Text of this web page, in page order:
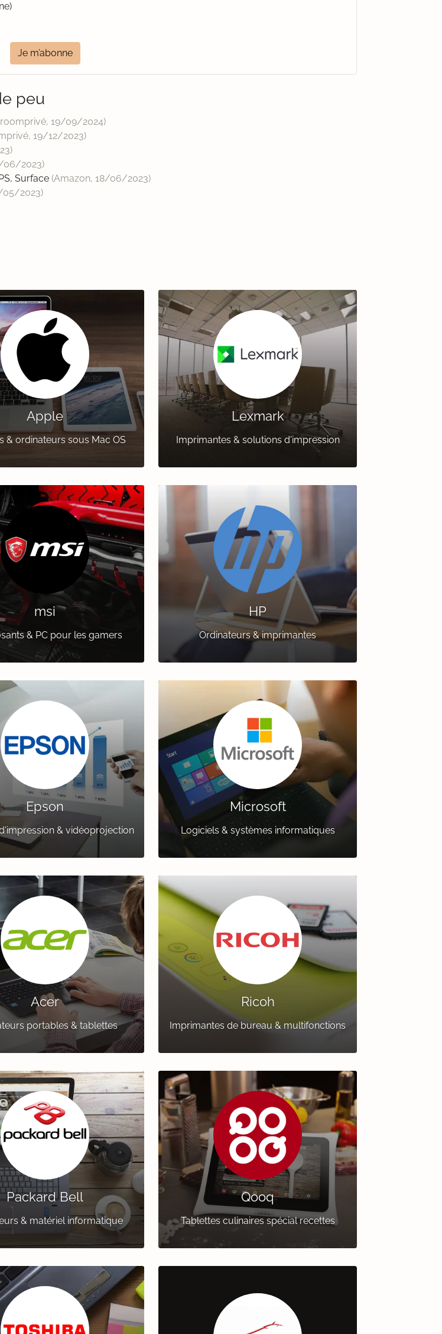
Je m’abonne
peu
19/09/2024)
19/12/2023)
)
06/2023)
Surface (Amazon, 18/06/2023)
05/2023)
Apple
& ordinateurs sous Mac OS
Lexmark
Imprimantes & solutions d'impression
msi
& PC pour les gamers
HP
Ordinateurs & imprimantes
Epson
& vidéoprojection
Microsoft
Logiciels & systèmes informatiques
Acer
portables & tablettes
Ricoh
Imprimantes de bureau & multifonctions
Packard Bell
& matériel informatique
Qooq
Tablettes culinaires spécial recettes